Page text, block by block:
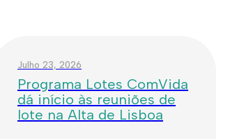
Julho 23, 2026
Programa Lotes ComVida
dá início às reuniões de
lote na Alta de Lisboa